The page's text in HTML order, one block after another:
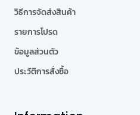
วิธีการจัดส่งสินค้า
รายการโปรด
ข้อมูลส่วนตัว
ประวัติการสั่งซื้อ